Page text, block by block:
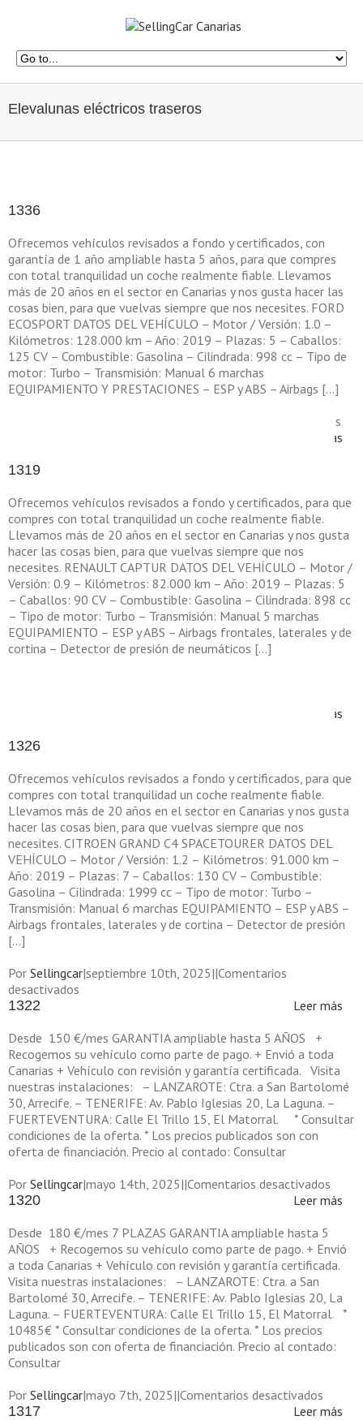
Elevalunas eléctricos traseros
1336
Ofrecemos vehículos revisados a fondo y certificados, con
garantía de 1 año ampliable hasta 5 años, para que compres
con total tranquilidad un coche realmente fiable. Llevamos
más de 20 años en el sector en Canarias y nos gusta hacer las
cosas bien, para que vuelvas siempre que nos necesites. FORD
ECOSPORT DATOS DEL VEHÍCULO – Motor / Versión: 1.0 –
Kilómetros: 128.000 km – Año: 2019 – Plazas: 5 – Caballos:
125 CV – Combustible: Gasolina – Cilindrada: 998 cc – Tipo de
motor: Turbo – Transmisión: Manual 6 marchas
EQUIPAMIENTO Y PRESTACIONES – ESP y ABS – Airbags […]
Comentarios desactivados
Leer más
1319
Ofrecemos vehículos revisados a fondo y certificados, para que
compres con total tranquilidad un coche realmente fiable.
Llevamos más de 20 años en el sector en Canarias y nos gusta
hacer las cosas bien, para que vuelvas siempre que nos
necesites. RENAULT CAPTUR DATOS DEL VEHÍCULO – Motor /
Versión: 0.9 – Kilómetros: 82.000 km – Año: 2019 – Plazas: 5
– Caballos: 90 CV – Combustible: Gasolina – Cilindrada: 898 cc
– Tipo de motor: Turbo – Transmisión: Manual 5 marchas
EQUIPAMIENTO – ESP y ABS – Airbags frontales, laterales y de
cortina – Detector de presión de neumáticos […]
Leer más
1326
Ofrecemos vehículos revisados a fondo y certificados, para que
compres con total tranquilidad un coche realmente fiable.
Llevamos más de 20 años en el sector en Canarias y nos gusta
hacer las cosas bien, para que vuelvas siempre que nos
necesites. CITROEN GRAND C4 SPACETOURER DATOS DEL
VEHÍCULO – Motor / Versión: 1.2 – Kilómetros: 91.000 km –
Año: 2019 – Plazas: 7 – Caballos: 130 CV – Combustible:
Gasolina – Cilindrada: 1999 cc – Tipo de motor: Turbo –
Transmisión: Manual 6 marchas EQUIPAMIENTO – ESP y ABS –
Airbags frontales, laterales y de cortina – Detector de presión
[…]
Por Sellingcar|septiembre 10th, 2025||Comentarios
desactivados
Leer más
1322
Desde 150 €/mes GARANTIA ampliable hasta 5 AÑOS +
Recogemos su vehículo como parte de pago. + Envió a toda
Canarias + Vehículo con revisión y garantía certificada. Visita
nuestras instalaciones: – LANZAROTE: Ctra. a San Bartolomé
30, Arrecife. – TENERIFE: Av. Pablo Iglesias 20, La Laguna. –
FUERTEVENTURA: Calle El Trillo 15, El Matorral. * Consultar
condiciones de la oferta. * Los precios publicados son con
oferta de financiación. Precio al contado: Consultar
Por Sellingcar|mayo 14th, 2025||Comentarios desactivados
1322
Leer más
1320
Desde 180 €/mes 7 PLAZAS GARANTIA ampliable hasta 5
AÑOS + Recogemos su vehículo como parte de pago. + Envió
a toda Canarias + Vehículo con revisión y garantía certificada.
Visita nuestras instalaciones: – LANZAROTE: Ctra. a San
Bartolomé 30, Arrecife. – TENERIFE: Av. Pablo Iglesias 20, La
Laguna. – FUERTEVENTURA: Calle El Trillo 15, El Matorral. *
10485€ * Consultar condiciones de la oferta. * Los precios
publicados son con oferta de financiación. Precio al contado:
Consultar
Por Sellingcar|mayo 7th, 2025||Comentarios desactivados
1320
Leer más
1317